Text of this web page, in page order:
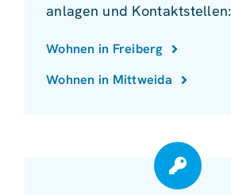
anlagen und Kontaktstellen:
Wohnen in Freiberg
Wohnen in Mittweida